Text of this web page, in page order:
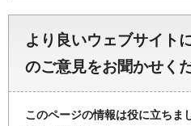
より良いウェブサイト
のご意見をお聞かせく
このページの情報は役に立ちま